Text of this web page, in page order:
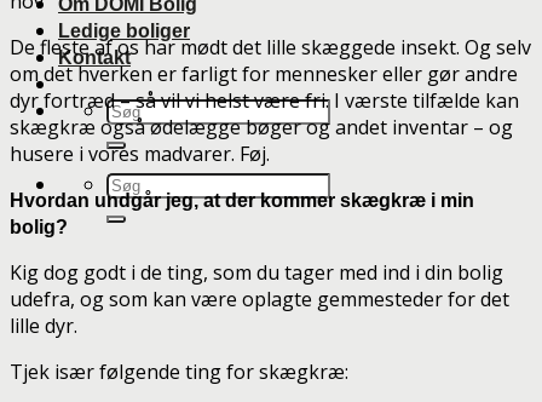
Om DOMI Bolig
Ledige boliger
Kontakt
De fleste af os har mødt det lille skæggede insekt. Og selv
om det hverken er farligt for mennesker eller gør andre
dyr fortræd – så vil vi helst være fri. I værste tilfælde kan
skægkræ også ødelægge bøger og andet inventar – og
husere i vores madvarer. Føj.
Hvordan undgår jeg, at der kommer skægkræ i min
bolig?
Kig dog godt i de ting, som du tager med ind i din bolig
udefra, og som kan være oplagte gemmesteder for det
lille dyr.
Tjek især følgende ting for skægkræ: